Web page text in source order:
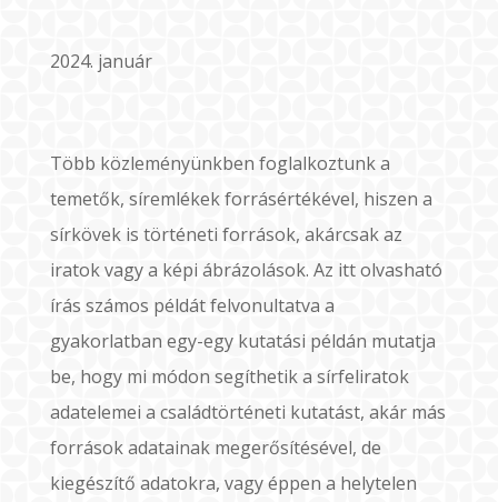
2024. január
Több közleményünkben foglalkoztunk a
temetők, síremlékek forrásértékével, hiszen a
sírkövek is történeti források, akárcsak az
iratok vagy a képi ábrázolások. Az itt olvasható
írás számos példát felvonultatva a
gyakorlatban egy-egy kutatási példán mutatja
be, hogy mi módon segíthetik a sírfeliratok
adatelemei a családtörténeti kutatást, akár más
források adatainak megerősítésével, de
kiegészítő adatokra, vagy éppen a helytelen